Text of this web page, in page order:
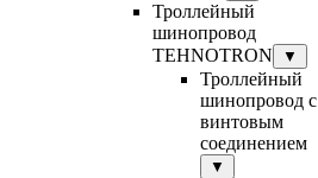
Троллейный
шинопровод
TEHNOTRON
▼
Троллейный
шинопровод с
винтовым
соединением
▼